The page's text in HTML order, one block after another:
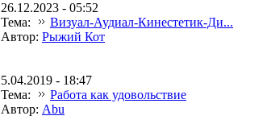
26.12.2023 - 05:52
Тема:
Визуал-Аудиал-Кинестетик-Ди...
Автор: Рыжий Кот
5.04.2019 - 18:47
Тема:
Работа как удовольствие
Автор: Abu